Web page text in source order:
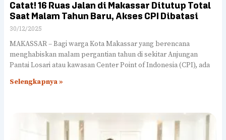
Catat! 16 Ruas Jalan di Makassar Ditutup Total
Saat Malam Tahun Baru, Akses CPI Dibatasi
30/12/2025
MAKASSAR – Bagi warga Kota Makassar yang berencana
menghabiskan malam pergantian tahun di sekitar Anjungan
Pantai Losari atau kawasan Center Point of Indonesia (CPI), ada
Selengkapnya »